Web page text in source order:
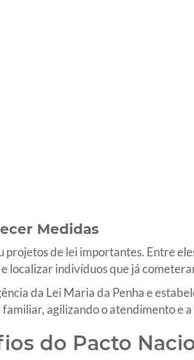
Medidas
de lei importantes. Entre
localizar indivíduos que já
da Lei Maria da Penha e
agilizando o atendimento e
do Pacto